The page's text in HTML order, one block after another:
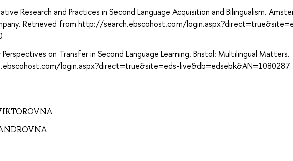
Research and Practices in Second Language Acquisition and Bilingualism.
Retrieved from http://search.ebscohost.com/
on Transfer in Second Language Learning. Bristol: Multilingual Matters.
login.aspx?direct=true&site=eds-live&db=edsebk&AN=1080287